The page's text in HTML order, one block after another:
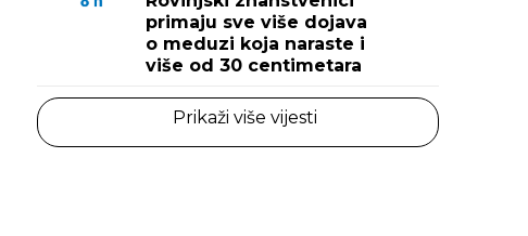
primaju sve više dojava
o meduzi koja naraste i
više od 30 centimetara
Prikaži više vijesti